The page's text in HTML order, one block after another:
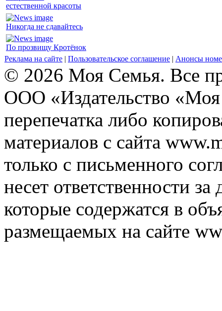
естественной красоты
Никогда не сдавайтесь
По прозвищу Кротёнок
Реклама на сайте | Пользовательское соглашение | Анонсы
© 2026 Моя Семья. Все
ООО «Издательство
перепечатка либо
материалов с сайта
только с письменного
несет ответственности
которые содержатся в
размещаемых на сайте